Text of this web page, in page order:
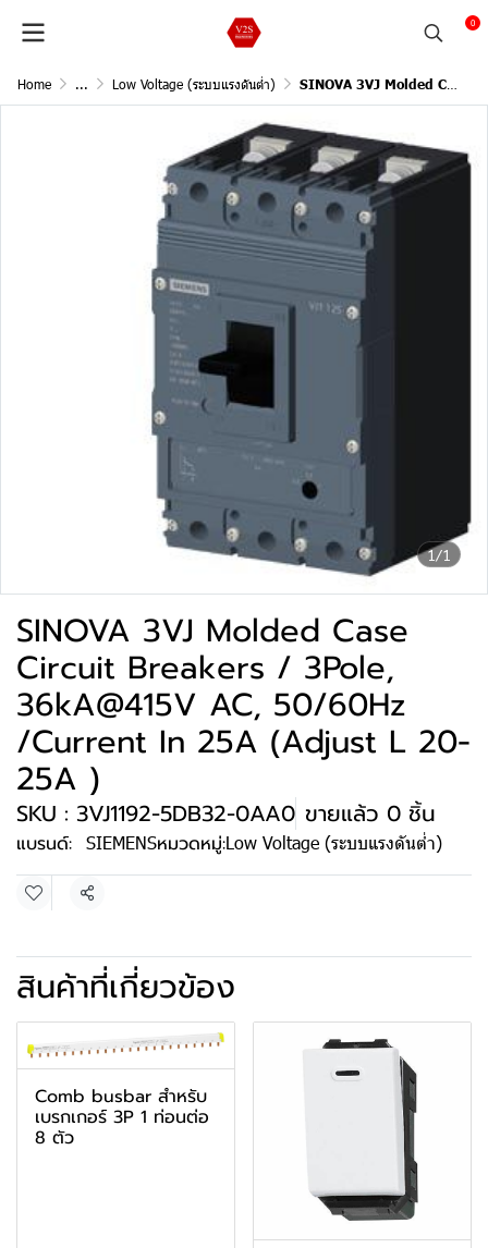
0
Home ... Low Voltage (ระบบแรงดันต่ำ) SINOVA 3VJ Molded Case Circuit Breakers / 3Pole, 36kA@415V AC, 50/60Hz /Current In 25A (Adjust L 20-25A )
1/1
SINOVA 3VJ Molded Case
Circuit Breakers / 3Pole,
36kA@415V AC, 50/60Hz
/Current In 25A (Adjust L 20-
25A )
SKU : 3VJ1192-5DB32-0AA0 ขายแล้ว 0 ชิ้น
แบรนด์: SIEMENSหมวดหมู่:Low Voltage (ระบบแรงดันต่ำ)
แชร์
สินค้าที่เกี่ยวข้อง
Comb busbar สำหรับ
เบรกเกอร์ 3P 1 ท่อนต่อ
8 ตัว